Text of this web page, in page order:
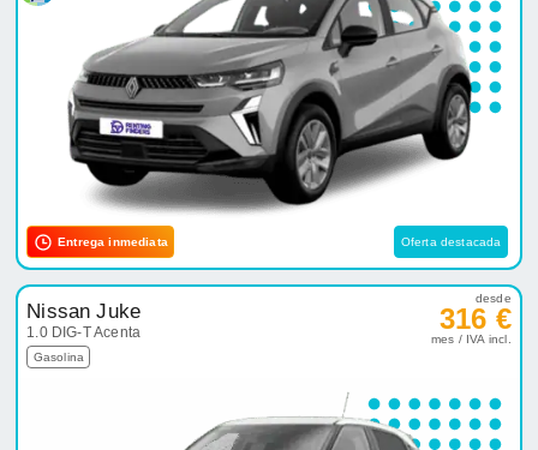
Entrega inmediata Oferta destacada
Nissan Juke
1.0 DIG-T Acenta
Gasolina
desde
316 €
mes / IVA incl.